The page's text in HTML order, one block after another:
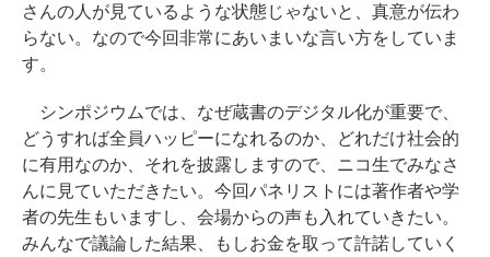
さんの人が見ているような状態じゃないと、真意が伝わ
らない。なので今回非常にあいまいな言い方をしていま
す。
シンポジウムでは、なぜ蔵書のデジタル化が重要で、
どうすれば全員ハッピーになれるのか、どれだけ社会的
に有用なのか、それを披露しますので、ニコ生でみなさ
んに見ていただきたい。今回パネリストには著作者や学
者の先生もいますし、会場からの声も入れていきたい。
みんなで議論した結果、もしお金を取って許諾していく